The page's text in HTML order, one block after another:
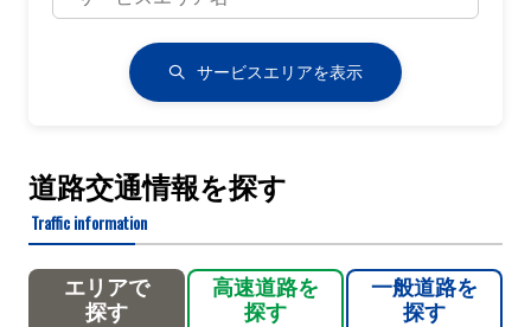
サービスエリアを表示
道路交通情報を探す
Traffic information
エリアで
探す
高速道路を
探す
一般道路を
探す